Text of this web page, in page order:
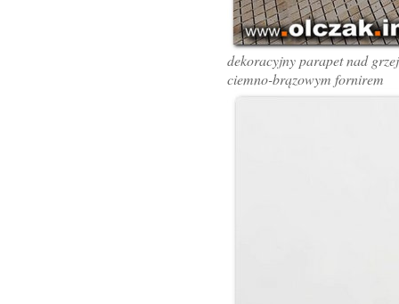
dekoracyjny parapet nad
ciemno-brązowym fornirem